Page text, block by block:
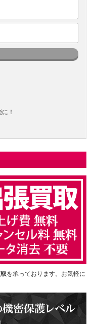
！
を承っております。お気軽に